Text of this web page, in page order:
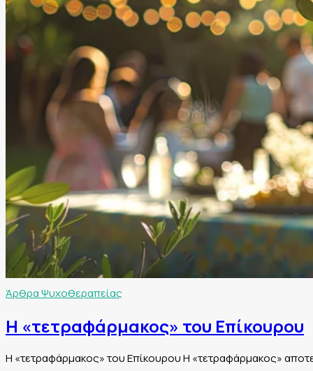
Άρθρα Ψυχοθεραπείας
Η «τετραφάρμακος» του Επίκουρου
Η «τετραφάρμακος» του Επίκουρου Η «τετραφάρμακος»